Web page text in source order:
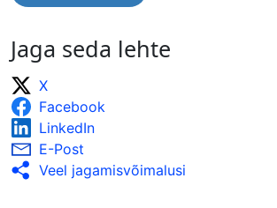
Jaga seda lehte
X
Facebook
LinkedIn
E-Post
Veel jagamisvõimalusi